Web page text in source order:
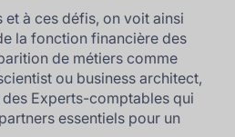
et à ces défis, on voit ainsi
la fonction financière des
de métiers comme
ou business architect,
Experts-comptables qui
essentiels pour un